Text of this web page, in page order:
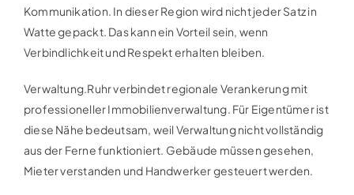
Kommunikation. In dieser Region wird nicht jeder Satz in
Watte gepackt. Das kann ein Vorteil sein, wenn
Verbindlichkeit und Respekt erhalten bleiben.
Verwaltung.Ruhr verbindet regionale Verankerung mit
professioneller Immobilienverwaltung. Für Eigentümer ist
diese Nähe bedeutsam, weil Verwaltung nicht vollständig
aus der Ferne funktioniert. Gebäude müssen gesehen,
Mieter verstanden und Handwerker gesteuert werden.